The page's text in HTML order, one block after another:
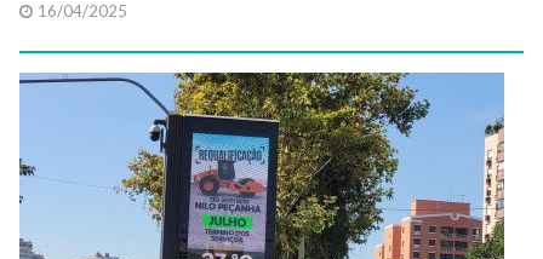
16/04/2025